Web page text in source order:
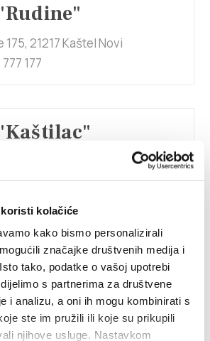
kolačiće
kako bismo personalizirali
značajke društvenih medija i
tako, podatke o vašoj upotrebi
s partnerima za društvene
i analizu, a oni ih mogu kombinirati s
ste im pružili ili koje su prikupili
njihove usluge. Nastavkom
175, 21217 Kaštel Novi
177
Tomislava 39, 21216 Kaštel Stari
466
5, 21216 Kaštel Stari
?lang=hr